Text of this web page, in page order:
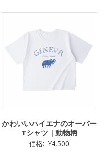
かわいいハイエナのオーバー
Tシャツ｜動物柄
価格: ¥4,500